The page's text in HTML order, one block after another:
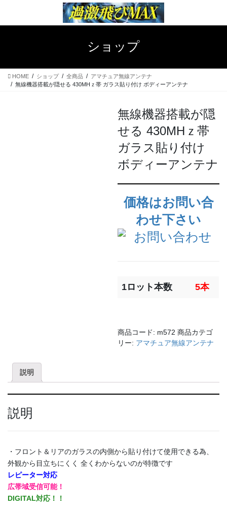
テ
ス
ゲ
ン
ショップ
HOME ショップ 全商品
アマチュア無線アンテナ
無線機器搭載が隠せる 430MHｚ帯 ガラス貼り付け ボディーアンテナ
無線機器搭載が隠
せる 430MHｚ帯
ガラス貼り付け
ボディーアンテナ
価格はお問い合
わせ下さい
1ロット本数 5本
商品コード: m572 商品カテゴ
リー: アマチュア無線アンテナ
説明
説明
・フロント＆リアのガラスの内側から貼り付けて使用できる為、
外観から目立ちにくく 全くわからないのが特徴です
レピーター対応
広帯域受信可能！
DIGITAL対応！！